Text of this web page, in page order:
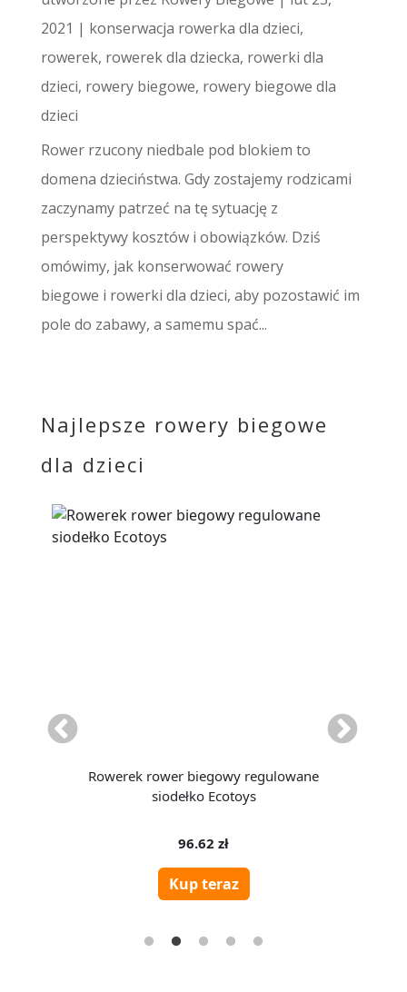
2021 | konserwacja rowerka dla dzieci,
rowerek, rowerek dla dziecka, rowerki dla
dzieci, rowery biegowe, rowery biegowe dla
dzieci
Rower rzucony niedbale pod blokiem to
domena dzieciństwa. Gdy zostajemy rodzicami
zaczynamy patrzeć na tę sytuację z
perspektywy kosztów i obowiązków. Dziś
omówimy, jak konserwować rowery
biegowe i rowerki dla dzieci, aby pozostawić im
pole do zabawy, a samemu spać...
Najlepsze rowery biegowe
dla dzieci